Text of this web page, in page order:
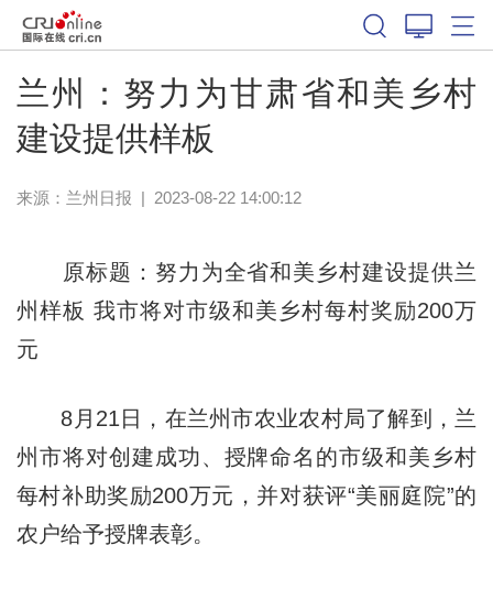
兰州：努力为甘肃省和美乡村
建设提供样板
来源： 兰州日报 | 2023-08-22 14:00:12
原标题：努力为全省和美乡村建设提供兰
州样板 我市将对市级和美乡村每村奖励200万
元
8月21日，在兰州市农业农村局了解到，兰
州市将对创建成功、授牌命名的市级和美乡村
每村补助奖励200万元，并对获评“美丽庭院”的
农户给予授牌表彰。